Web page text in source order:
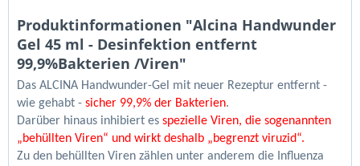
Produktinformationen "Alcina Handwunder
Gel 45 ml - Desinfektion entfernt
99,9%Bakterien /Viren"
Das ALCINA Handwunder-Gel mit neuer Rezeptur entfernt -
wie gehabt - sicher 99,9% der Bakterien.
Darüber hinaus inhibiert es spezielle Viren, die sogenannten
„behüllten Viren“ und wirkt deshalb „begrenzt viruzid“.
Zu den behüllten Viren zählen unter anderem die Influenza